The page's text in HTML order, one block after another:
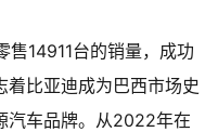
14911台的销量，成功
着比亚迪成为巴西市场史
汽车品牌。从2022年在